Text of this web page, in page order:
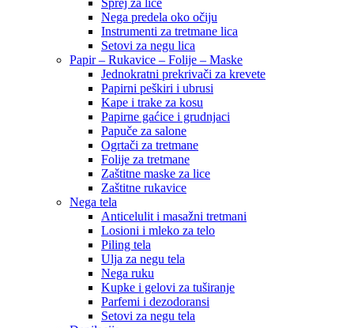
Sprej za lice
Nega predela oko očiju
Instrumenti za tretmane lica
Setovi za negu lica
Papir – Rukavice – Folije – Maske
Jednokratni prekrivači za krevete
Papirni peškiri i ubrusi
Kape i trake za kosu
Papirne gaćice i grudnjaci
Papuče za salone
Ogrtači za tretmane
Folije za tretmane
Zaštitne maske za lice
Zaštitne rukavice
Nega tela
Anticelulit i masažni tretmani
Losioni i mleko za telo
Piling tela
Ulja za negu tela
Nega ruku
Kupke i gelovi za tuširanje
Parfemi i dezodoransi
Setovi za negu tela